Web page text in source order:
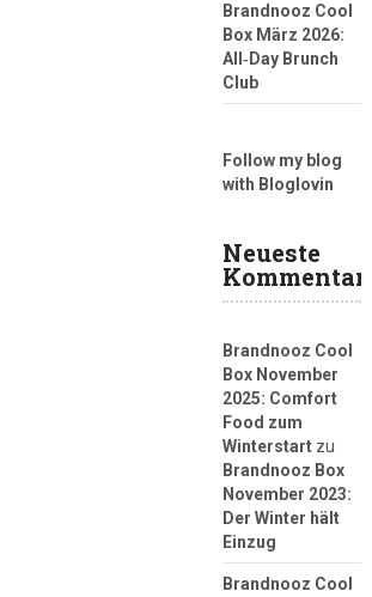
Brandnooz Cool
Box März 2026:
All‑Day Brunch
Club
Follow my blog
with Bloglovin
Neueste
Brandnooz Cool
Box November
2025: Comfort
Food zum
Winterstartzu
Brandnooz Box
November 2023:
Der Winter hält
Einzug
Brandnooz Cool